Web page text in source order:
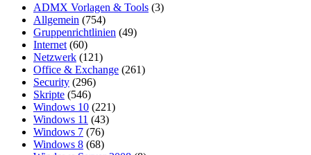
ADMX Vorlagen & Tools (3)
Allgemein (754)
Gruppenrichtlinien (49)
Internet (60)
Netzwerk (121)
Office & Exchange (261)
Security (296)
Skripte (546)
Windows 10 (221)
Windows 11 (43)
Windows 7 (76)
Windows 8 (68)